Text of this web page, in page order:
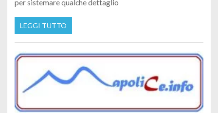
per sistemare qualche dettaglio
LEGGI TUTTO